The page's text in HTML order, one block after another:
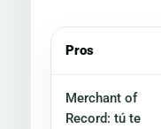
Pros
Merchant of
Record: tú te